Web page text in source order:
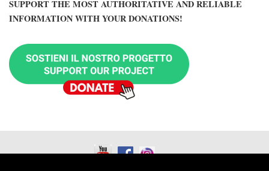
SUPPORT THE MOST AUTHORITATIVE AND RELIABLE
INFORMATION WITH YOUR DONATIONS!